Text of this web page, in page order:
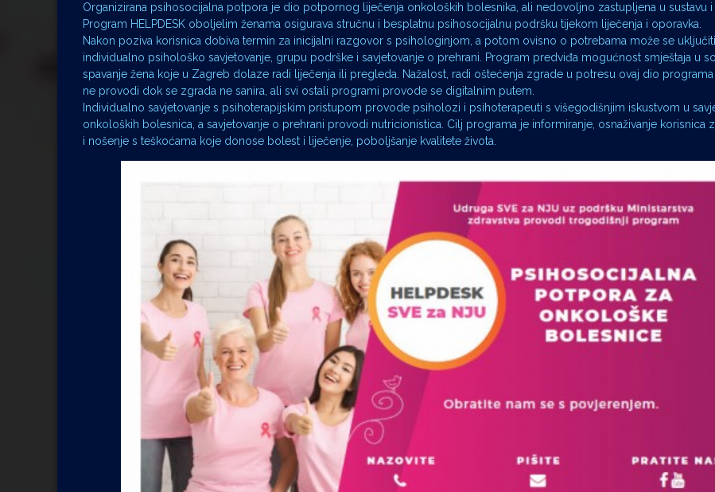
Organizirana psihosocijalna potpora je dio potpornog liječenja onkoloških bolesnika, ali nedovoljno zastupljena u sustavu i
Program HELPDESK oboljelim ženama osigurava stručnu i besplatnu psihosocijalnu podršku tijekom liječenja i oporavka.
Nakon poziva korisnica dobiva termin za inicijalni razgovor s psihologinjom, a potom ovisno o potrebama može se
individualno psihološko savjetovanje, grupu podrške i savjetovanje o prehrani. Program predviđa mogućnost smještaja u
spavanje žena koje u Zagreb dolaze radi liječenja ili pregleda. Nažalost, radi oštećenja zgrade u potresu ovaj dio
ne provodi dok se zgrada ne sanira, ali svi ostali programi provode se digitalnim putem.
Individualno savjetovanje s psihoterapijskim pristupom provode psiholozi i psihoterapeuti s višegodišnjim iskustvom u
onkoloških bolesnica, a savjetovanje o prehrani provodi nutricionistica. Cilj programa je informiranje, osnaživanje korisnica
i nošenje s teškoćama koje donose bolest i liječenje, poboljšanje kvalitete života.